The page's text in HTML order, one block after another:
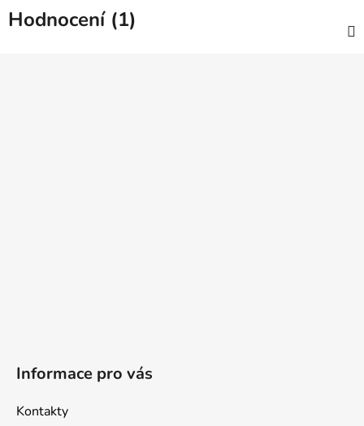
Hodnocení (1)
Informace pro vás
Kontakty